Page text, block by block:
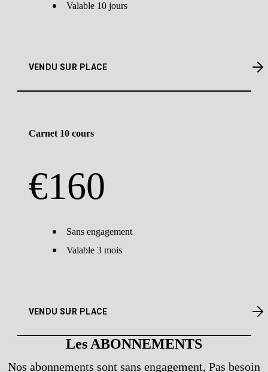
Valable 10 jours
VENDU SUR PLACE
Carnet 10 cours
€160
Sans engagement
Valable 3 mois
VENDU SUR PLACE
Les ABONNEMENTS
Nos abonnements sont sans engagement, Pas besoin